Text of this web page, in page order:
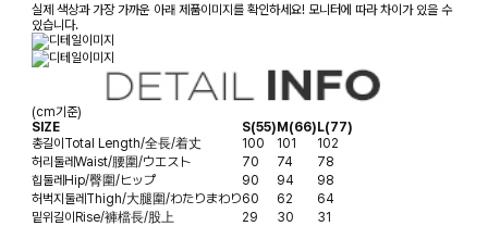
실제 색상과 가장 가까운 아래 제품이미지를 확인하세요! 모니터에 따라 차이가 있을 수
있습니다.
(cm기준)
SIZE
S(55)M(66)L(77)
총길이Total Length/全長/着丈 100 101
102
허리둘레Waist/腰圍/ウエスト 70 74
78
힙둘레Hip/臀圍/ヒップ 90 94
98
허벅지둘레Thigh/大腿圍/わたりまわり60 62
64
밑위길이Rise/褲檔長/股上 29 30
31